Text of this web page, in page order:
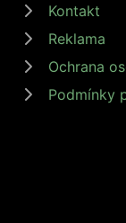
Kontakt
Reklama
Ochrana
Podmínky